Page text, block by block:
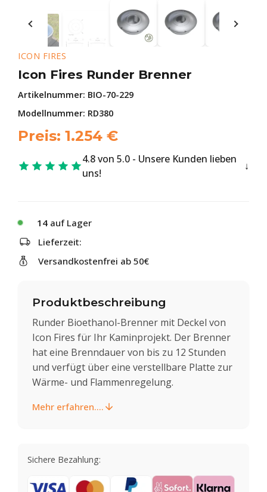
ICON FIRES
Icon Fires Runder Brenner
Artikelnummer: BIO-70-229
Modellnummer: RD380
Preis: 1.254 €
4.8 von 5.0 - Unsere Kunden lieben
uns!
14 auf Lager
Lieferzeit:
Versandkostenfrei ab 50€
Produktbeschreibung
Runder Bioethanol-Brenner mit Deckel von
Icon Fires für Ihr Kaminprojekt. Der Brenner
hat eine Brenndauer von bis zu 12 Stunden
und verfügt über eine verstellbare Platte zur
Wärme- und Flammenregelung.
Mehr erfahren....
Sichere Bezahlung: